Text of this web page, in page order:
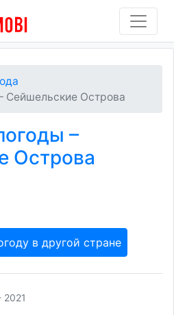
Сейшельские Острова
–
Острова
в другой стране